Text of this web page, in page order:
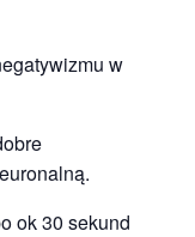
w
ok 30 sekund